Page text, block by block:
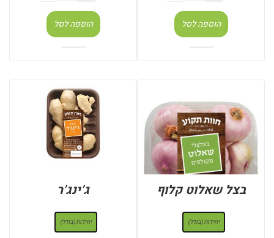
הוספה לסל הוספה לסל
בצל שאלוט קלוף
יחידות (בודד)
ג’ינג’ר
יחידות (בודד)